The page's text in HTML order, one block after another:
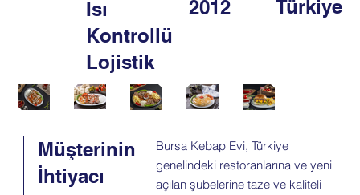
Isı
Kontrollü
Lojistik
2012 Türkiye
Bursa Kebap Evi, Türkiye
genelindeki restoranlarına ve yeni
açılan şubelerine taze ve kaliteli
Müşterinin
İhtiyacı